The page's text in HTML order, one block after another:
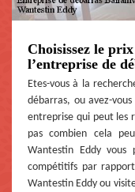
Choisissez le
l’entreprise de
Etes-vous à la
débarras, ou avez-
entreprise qui peut les
pas combien cela
Wantestin Eddy vous
compétitifs par
Wantestin Eddy ou